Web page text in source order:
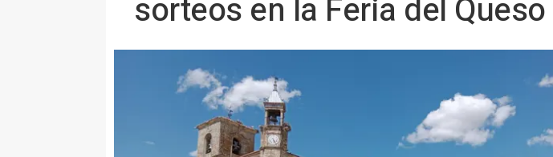
sorteos en la Feria del